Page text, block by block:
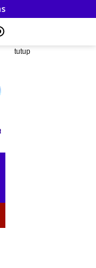
Data Situs Makam
tutup